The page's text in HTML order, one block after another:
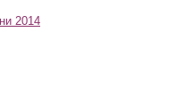
2014